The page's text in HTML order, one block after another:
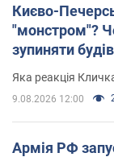
Києво-
"монстром"?
зупиняти
вірянина"
Яка реакція
9.08.2026 12:00
Армія РФ